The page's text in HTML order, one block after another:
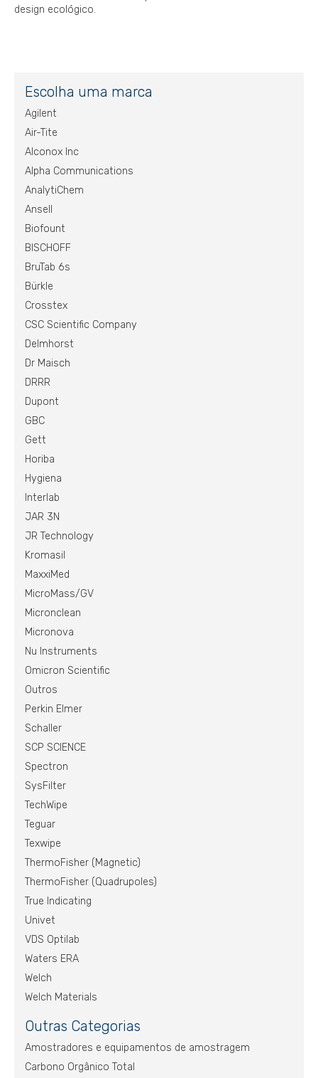
design ecológico.
Escolha uma marca
Agilent
Air-Tite
Alconox Inc
Alpha Communications
AnalytiChem
Ansell
Biofount
BISCHOFF
BruTab 6s
Bürkle
Crosstex
CSC Scientific Company
Delmhorst
Dr Maisch
DRRR
Dupont
GBC
Gett
Horiba
Hygiena
Interlab
JAR 3N
JR Technology
Kromasil
MaxxiMed
MicroMass/GV
Micronclean
Micronova
Nu Instruments
Omicron Scientific
Outros
Perkin Elmer
Schaller
SCP SCIENCE
Spectron
SysFilter
TechWipe
Teguar
Texwipe
ThermoFisher (Magnetic)
ThermoFisher (Quadrupoles)
True Indicating
Univet
VDS Optilab
Waters ERA
Welch
Welch Materials
Outras Categorias
Amostradores e equipamentos de amostragem
Carbono Orgânico Total